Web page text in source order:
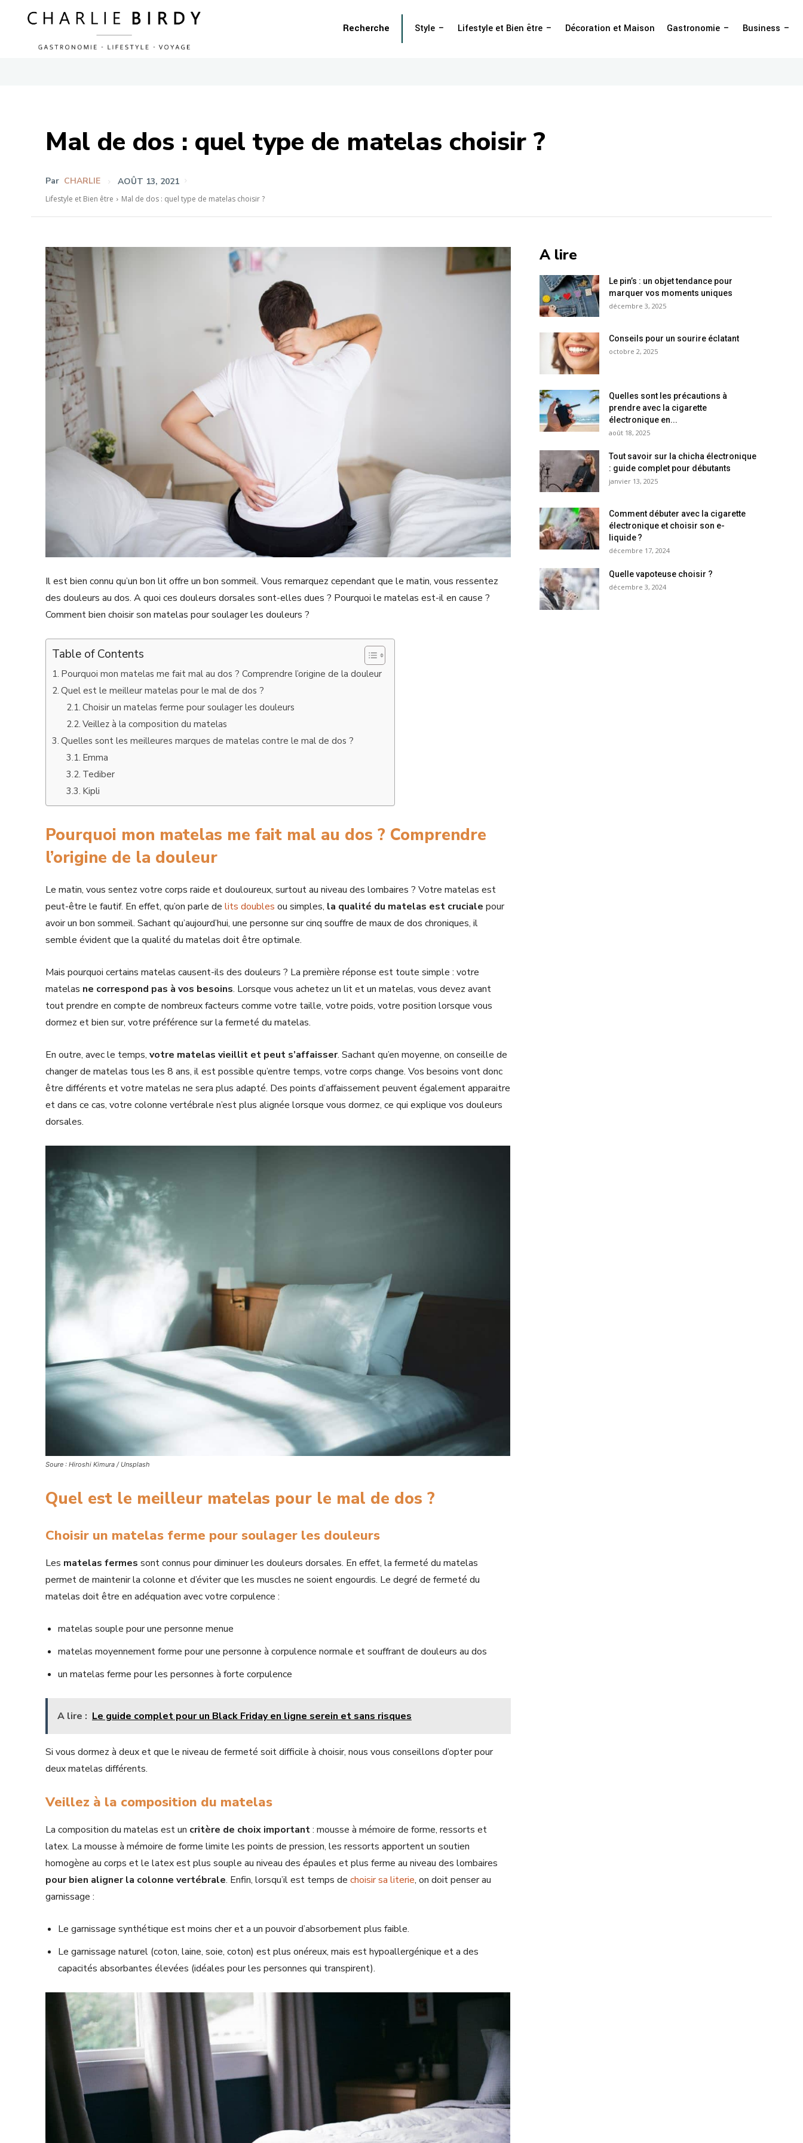
Style Lifestyle et Bien être Décoration et Maison Gastronomie Business
Recherche
Mal de dos : quel type de matelas choisir ?
Par CHARLIE AOÛT 13, 2021
Lifestyle et Bien être Mal de dos : quel type de matelas choisir ?
Il est bien connu qu’un bon lit offre un bon sommeil. Vous remarquez cependant que le matin, vous ressentez
des douleurs au dos. A quoi ces douleurs dorsales sont-elles dues ? Pourquoi le matelas est-il en cause ?
Comment bien choisir son matelas pour soulager les douleurs ?
Table of Contents
Pourquoi mon matelas me fait mal au dos ? Comprendre l’origine de la douleur
Quel est le meilleur matelas pour le mal de dos ?
Choisir un matelas ferme pour soulager les douleurs
Veillez à la composition du matelas
Quelles sont les meilleures marques de matelas contre le mal de dos ?
Emma
Tediber
Kipli
Pourquoi mon matelas me fait mal au dos ? Comprendre
l’origine de la douleur
Le matin, vous sentez votre corps raide et douloureux, surtout au niveau des lombaires ? Votre matelas est
peut-être le fautif. En effet, qu’on parle de lits doubles ou simples, la qualité du matelas est cruciale pour
avoir un bon sommeil. Sachant qu’aujourd’hui, une personne sur cinq souffre de maux de dos chroniques, il
semble évident que la qualité du matelas doit être optimale.
Mais pourquoi certains matelas causent-ils des douleurs ? La première réponse est toute simple : votre
matelas ne correspond pas à vos besoins. Lorsque vous achetez un lit et un matelas, vous devez avant
tout prendre en compte de nombreux facteurs comme votre taille, votre poids, votre position lorsque vous
dormez et bien sur, votre préférence sur la fermeté du matelas.
En outre, avec le temps, votre matelas vieillit et peut s’affaisser. Sachant qu’en moyenne, on conseille de
changer de matelas tous les 8 ans, il est possible qu’entre temps, votre corps change. Vos besoins vont donc
être différents et votre matelas ne sera plus adapté. Des points d’affaissement peuvent également apparaitre
et dans ce cas, votre colonne vertébrale n’est plus alignée lorsque vous dormez, ce qui explique vos douleurs
dorsales.
Soure : Hiroshi Kimura / Unsplash
Quel est le meilleur matelas pour le mal de dos ?
Choisir un matelas ferme pour soulager les douleurs
Les matelas fermes sont connus pour diminuer les douleurs dorsales. En effet, la fermeté du matelas
permet de maintenir la colonne et d’éviter que les muscles ne soient engourdis. Le degré de fermeté du
matelas doit être en adéquation avec votre corpulence :
matelas souple pour une personne menue
matelas moyennement forme pour une personne à corpulence normale et souffrant de douleurs au dos
un matelas ferme pour les personnes à forte corpulence
A lire : Le guide complet pour un Black Friday en ligne serein et sans risques
Si vous dormez à deux et que le niveau de fermeté soit difficile à choisir, nous vous conseillons d’opter pour
deux matelas différents.
Veillez à la composition du matelas
La composition du matelas est un critère de choix important: mousse à mémoire de forme, ressorts et
latex. La mousse à mémoire de forme limite les points de pression, les ressorts apportent un soutien
homogène au corps et le latex est plus souple au niveau des épaules et plus ferme au niveau des lombaires
pour bien aligner la colonne vertébrale. Enfin, lorsqu’il est temps de choisir sa literie, on doit penser au
garnissage :
Le garnissage synthétique est moins cher et a un pouvoir d’absorbement plus faible.
Le garnissage naturel (coton, laine, soie, coton) est plus onéreux, mais est hypoallergénique et a des
capacités absorbantes élevées (idéales pour les personnes qui transpirent).
A lire
Le pin’s : un objet tendance pour
marquer vos moments uniques
décembre 3, 2025
Conseils pour un sourire éclatant
octobre 2, 2025
Quelles sont les précautions à
prendre avec la cigarette
électronique en...
août 18, 2025
Tout savoir sur la chicha électronique
: guide complet pour débutants
janvier 13, 2025
Comment débuter avec la cigarette
électronique et choisir son e-
liquide ?
décembre 17, 2024
Quelle vapoteuse choisir ?
décembre 3, 2024